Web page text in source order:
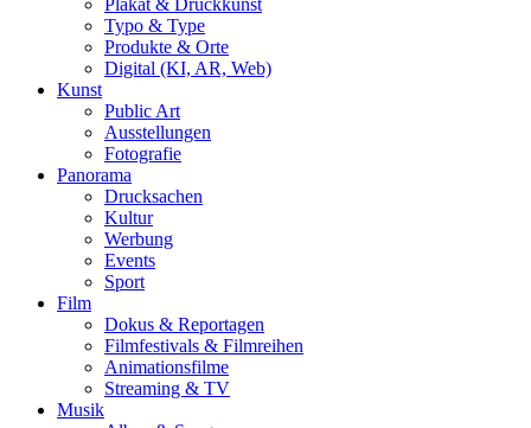
Plakat & Druckkunst
Typo & Type
Produkte & Orte
Digital (KI, AR, Web)
Kunst
Public Art
Ausstellungen
Fotografie
Panorama
Drucksachen
Kultur
Werbung
Events
Sport
Film
Dokus & Reportagen
Filmfestivals & Filmreihen
Animationsfilme
Streaming & TV
Musik